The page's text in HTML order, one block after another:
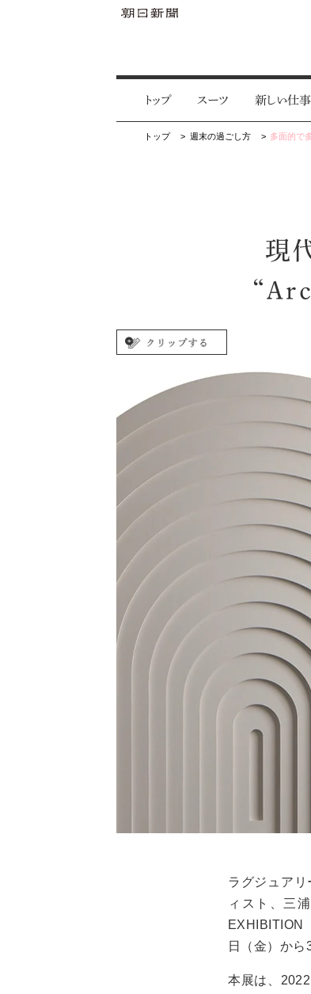
トップ スーツ 新しい仕
トップ 週末の過ごし方 多面的で
現
ラグジュア
ィスト、三
EXHIBITION
日（金）から
本展は、